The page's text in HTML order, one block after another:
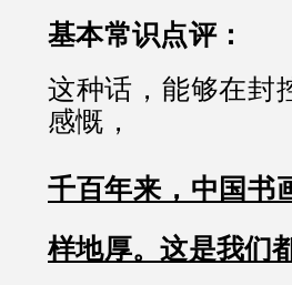
基本常识点评：
这种话，能够在封
感慨，
千百年来，中国书
样地厚。这是我们